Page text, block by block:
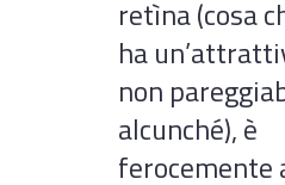
retìna (cosa
ha
non
alcunché), è
ferocemente